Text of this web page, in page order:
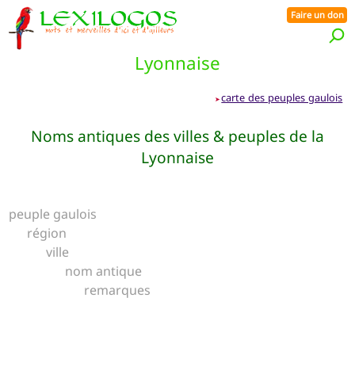
Lyonnaise
Faire un don
➤carte des peuples gaulois
Noms antiques des villes & peuples de la
Lyonnaise
peuple gaulois
région
ville
nom antique
remarques